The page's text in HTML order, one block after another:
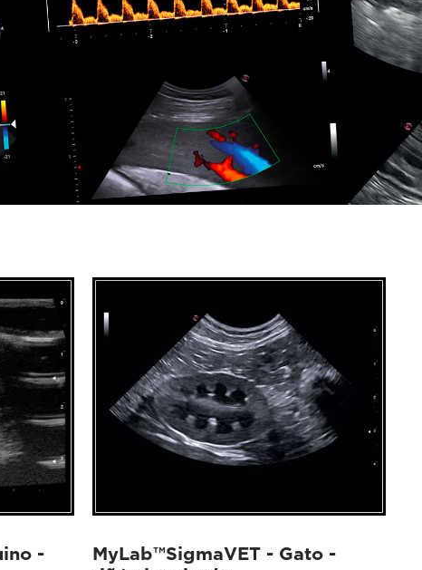
-
MyLab™SigmaVET - Gato -